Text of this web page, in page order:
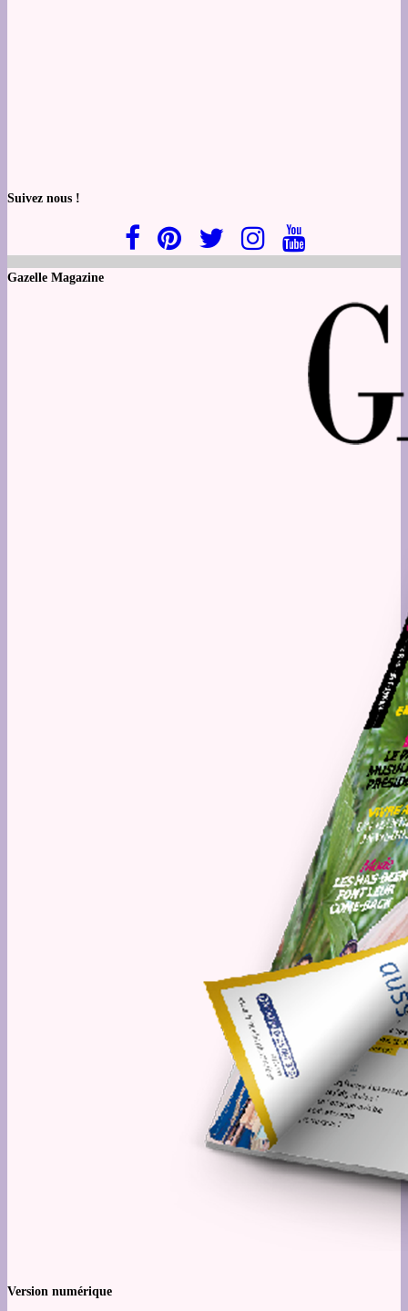
Suivez nous !
Gazelle Magazine
Version numérique